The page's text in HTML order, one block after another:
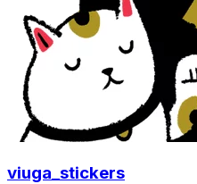
viuga_stickers